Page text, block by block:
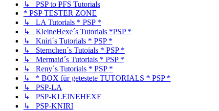
↳ PSP to PFS Tutorials
* PSP TESTER ZONE
↳ LA Tutorials * PSP *
↳ KleineHexe´s Tutorials *PSP *
↳ Kniri´s Tutorials * PSP *
↳ Sternchen´s Tutoials * PSP *
↳ Mermaid´s Tutorials * PSP *
↳ Reny´s Tutorials * PSP *
↳ * BOX für getestete TUTORIALS * PSP *
↳ PSP-LA
↳ PSP-KLEINEHEXE
↳ PSP-KNIRI